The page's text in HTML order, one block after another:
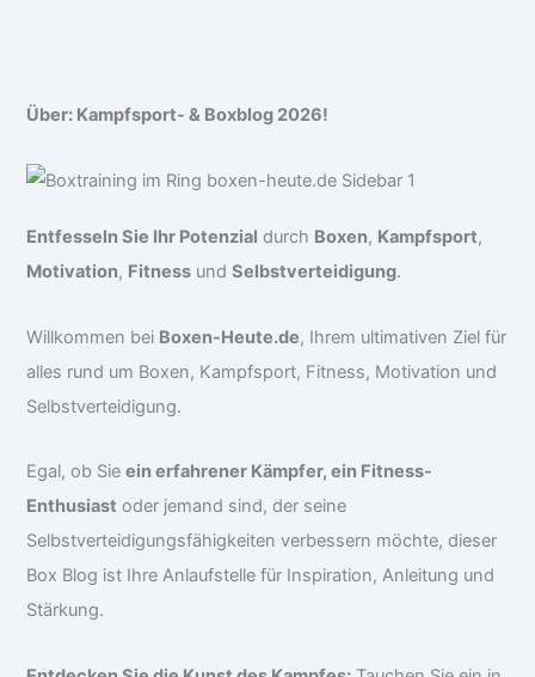
Über: Kampfsport- & Boxblog 2026!
Entfesseln Sie Ihr Potenzial durch Boxen, Kampfsport,
Motivation, Fitness undSelbstverteidigung.
Willkommen bei Boxen-Heute.de, Ihrem ultimativen Ziel für
alles rund um Boxen, Kampfsport, Fitness, Motivation und
Selbstverteidigung.
Egal, ob Sieein erfahrener Kämpfer, ein Fitness-
Enthusiast oder jemand sind, der seine
Selbstverteidigungsfähigkeiten verbessern möchte, dieser
Box Blog ist Ihre Anlaufstelle für Inspiration, Anleitung und
Stärkung.